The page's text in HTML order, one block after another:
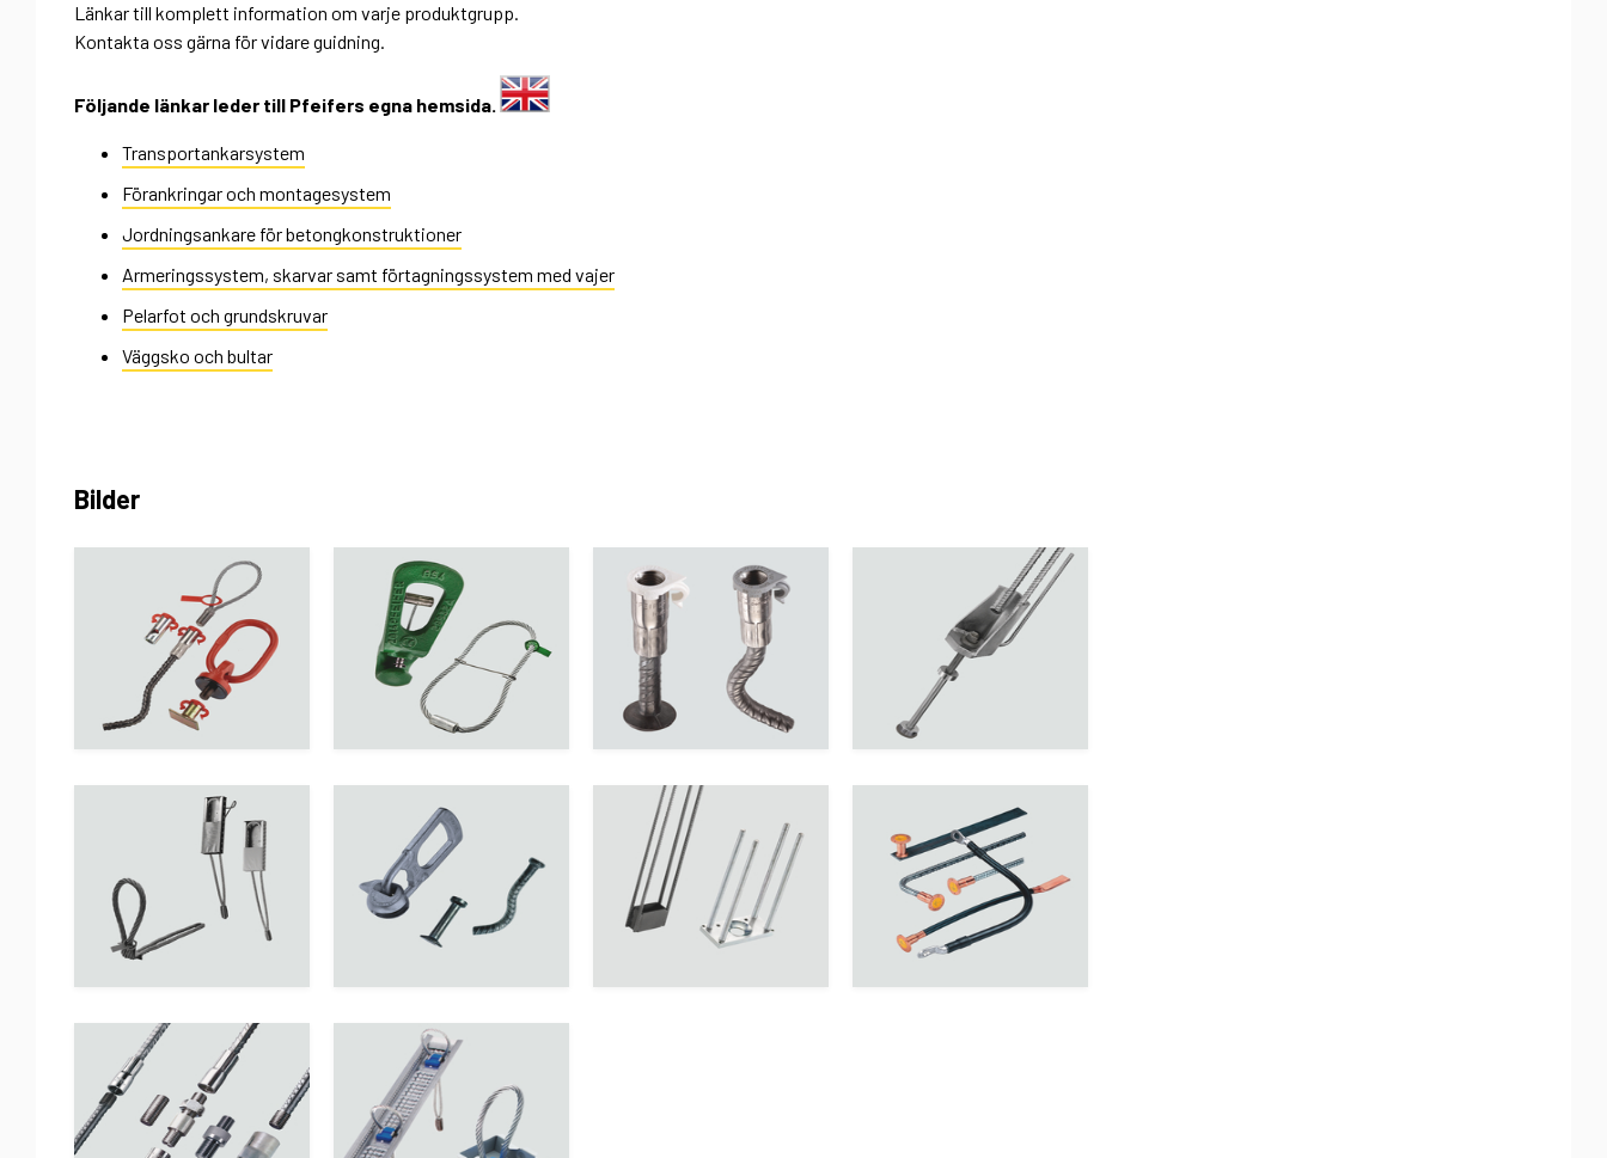
Länkar till komplett information om varje produktgrupp.
Kontakta oss gärna för vidare guidning.
Följande länkar leder till Pfeifers egna hemsida.
Transportankarsystem
Förankringar och montagesystem
Jordningsankare för betongkonstruktioner
Armeringssystem, skarvar samt förtagningssystem med vajer
Pelarfot och grundskruvar
Väggsko och bultar
Bilder